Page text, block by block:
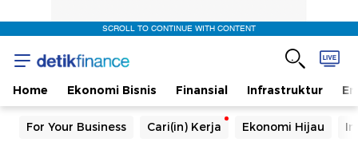
SCROLL TO CONTINUE WITH CONTENT
Home Ekonomi Bisnis Finansial Infrastruktur
For Your Business Cari(in) Kerja Ekonomi Hijau